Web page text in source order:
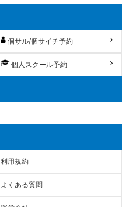
個サル/個サイチ予約
個人スクール予約
利用規約
よくある質問